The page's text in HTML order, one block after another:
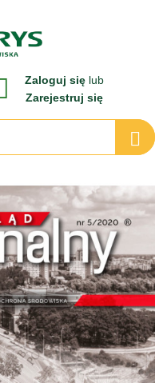
Zaloguj się lub
Zarejestruj się